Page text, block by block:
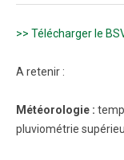
>> Télécharger le
A retenir :
Météorologie :
pluviométrie